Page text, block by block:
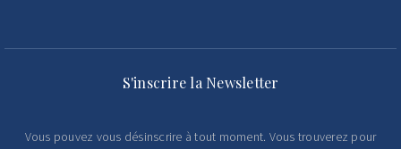
S'inscrire la Newsletter
Vous pouvez vous désinscrire à tout moment. Vous trouverez pour